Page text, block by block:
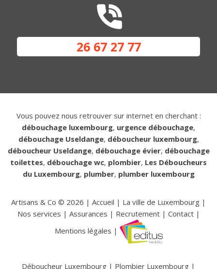
26 67 27 77
Vous pouvez nous retrouver sur internet en cherchant :
débouchage luxembourg, urgence débouchage,
débouchage Useldange, déboucheur luxembourg,
déboucheur Useldange, débouchage évier, débouchage
toilettes, débouchage wc, plombier, Les Déboucheurs
du Luxembourg, plumber, plumber luxembourg
Artisans & Co © 2026 | Accueil | La ville de Luxembourg |
Nos services | Assurances | Recrutement| Contact|
Mentions légales |
Déboucheur Luxembourg | Plombier Luxembourg |